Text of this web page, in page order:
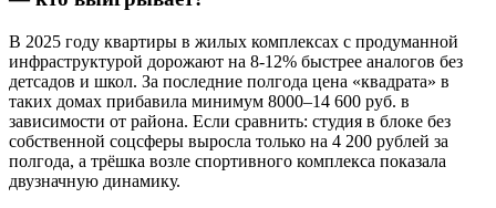
В 2025 году квартиры в жилых комплексах с продуманной
инфраструктурой дорожают на 8-12% быстрее аналогов без
детсадов и школ. За последние полгода цена «квадрата» в
таких домах прибавила минимум 8000–14 600 руб. в
зависимости от района. Если сравнить: студия в блоке без
собственной соцсферы выросла только на 4 200 рублей за
полгода, а трёшка возле спортивного комплекса показала
двузначную динамику.